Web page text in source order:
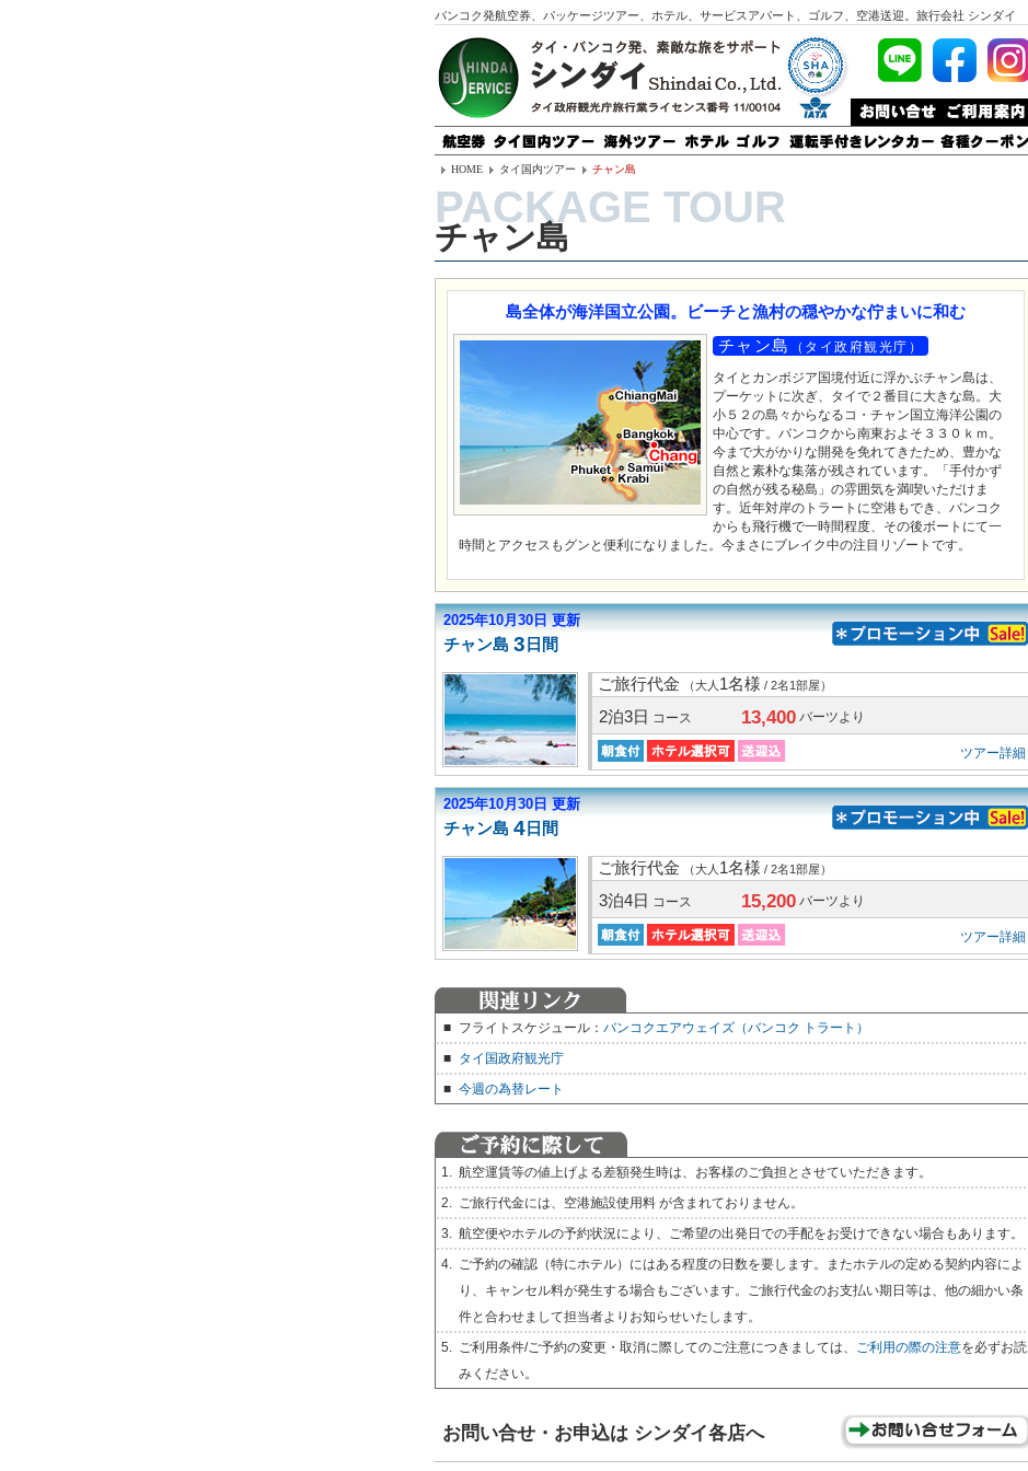
バンコク発航空券、パッケージツアー、ホテル、サービスアパート、ゴルフ、空港送迎。旅行会社 シンダイ
HOME タイ国内ツアー チャン島
チャン島
島全体が海洋国立公園。ビーチと漁村の穏やかな佇まいに和む
チャン島
（タイ政府観光庁）
タイとカンボジア国境付近に浮かぶチャン島は、
プーケットに次ぎ、タイで２番目に大きな島。大
小５２の島々からなるコ・チャン国立海洋公園の
中心です。バンコクから南東およそ３３０ｋｍ。
今まで大がかりな開発を免れてきたため、豊かな
自然と素朴な集落が残されています。「手付かず
の自然が残る秘島」の雰囲気を満喫いただけま
す。近年対岸のトラートに空港もでき、バンコク
からも飛行機で一時間程度、その後ボートにて一
時間とアクセスもグンと便利になりました。今まさにブレイク中の注目リゾートです。
2025年10月30日 更新
チャン島 3 日間
ご旅行代金 （大人 1名様 / 2名1部屋）
2泊3日 コース 13,400 バーツより
ツアー詳細
2025年10月30日 更新
チャン島 4 日間
ご旅行代金 （大人 1名様 / 2名1部屋）
3泊4日 コース 15,200 バーツより
ツアー詳細
■ フライトスケジュール： バンコクエアウェイズ（バンコク
トラート）
■
タイ国政府観光庁
■ 今週の為替レート
1. 航空運賃等の値上げよる差額発生時は、お客様のご負担とさせていただきます。
2. ご旅行代金には、空港施設使用料 が含まれておりません。
3. 航空便やホテルの予約状況により、ご希望の出発日での手配をお受けできない場合もあります。
4. ご予約の確認（特にホテル）にはある程度の日数を要します。またホテルの定める契約内容によ
り、キャンセル料が発生する場合もございます。ご旅行代金のお支払い期日等は、他の細かい条
件と合わせまして担当者よりお知らせいたします。
5. ご利用条件/ご予約の変更・取消に際してのご注意につきましては、 ご利用の際の注意を必ずお読
みください。
お問い合せ・お申込は シンダイ各店へ